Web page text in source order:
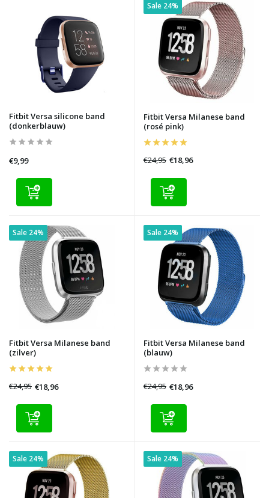
Fitbit Versa silicone band
(donkerblauw)
€9,99
Sale 24%
Fitbit Versa Milanese band
(rosé pink)
€24,95 €18,96
Sale 24%
Fitbit Versa Milanese band
(zilver)
€24,95 €18,96
Sale 24%
Fitbit Versa Milanese band
(blauw)
€24,95 €18,96
Sale 24% Sale 24%